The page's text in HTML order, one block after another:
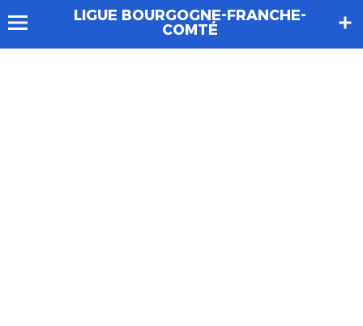
LIGUE BOURGOGNE-FRANCHE-
COMTÉ